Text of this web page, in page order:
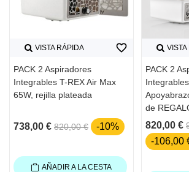
VISTA RÁPIDA
PACK 2 Aspiradores
Integrables T-REX Air Max
65W, rejilla plateada
738,00 € 820,00 € -10%
favorite_border
AÑADIR A LA CESTA
PACK 2
de
820,00 €
-106,00